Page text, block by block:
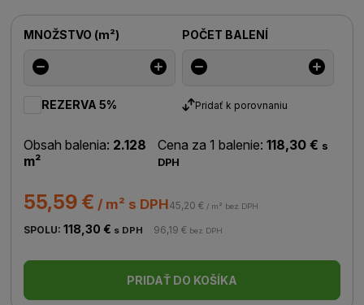
MNOŽSTVO (m²) POČET BALENÍ
REZERVA 5% Pridať k porovnaniu
Obsah balenia: 2.128
m²
Cena za 1 balenie: 118,30 € s
DPH
55,59 € / m² s DPH45,20 € / m² bez DPH
SPOLU:118,30 € s DPH 96,19 € bez DPH
PRIDAŤ DO KOŠÍKA